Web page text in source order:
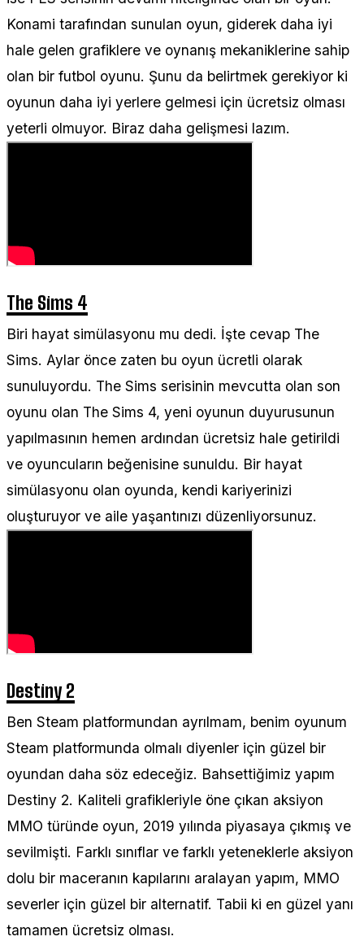
Konami tarafından sunulan oyun, giderek daha iyi
hale gelen grafiklere ve oynanış mekaniklerine sahip
olan bir futbol oyunu. Şunu da belirtmek gerekiyor ki
oyunun daha iyi yerlere gelmesi için ücretsiz olması
yeterli olmuyor. Biraz daha gelişmesi lazım.
The Sims 4
Biri hayat simülasyonu mu dedi. İşte cevap The
Sims. Aylar önce zaten bu oyun ücretli olarak
sunuluyordu. The Sims serisinin mevcutta olan son
oyunu olan The Sims 4, yeni oyunun duyurusunun
yapılmasının hemen ardından ücretsiz hale getirildi
ve oyuncuların beğenisine sunuldu. Bir hayat
simülasyonu olan oyunda, kendi kariyerinizi
oluşturuyor ve aile yaşantınızı düzenliyorsunuz.
Destiny 2
Ben Steam platformundan ayrılmam, benim oyunum
Steam platformunda olmalı diyenler için güzel bir
oyundan daha söz edeceğiz. Bahsettiğimiz yapım
Destiny 2. Kaliteli grafikleriyle öne çıkan aksiyon
MMO türünde oyun, 2019 yılında piyasaya çıkmış ve
sevilmişti. Farklı sınıflar ve farklı yeteneklerle aksiyon
dolu bir maceranın kapılarını aralayan yapım, MMO
severler için güzel bir alternatif. Tabii ki en güzel yanı
tamamen ücretsiz olması.